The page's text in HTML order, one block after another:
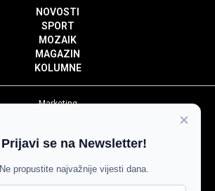
NOVOSTI
SPORT
MOZAIK
MAGAZIN
KOLUMNE
Marketing
Impressum
Pravila komentiranja
Agroglas
×
Prijavi se na Newsletter!
Ne propustite najvažnije vijesti dana.